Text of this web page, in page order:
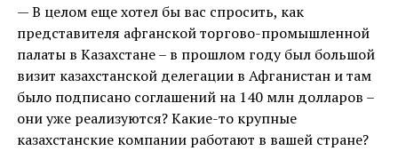
— В целом еще хотел бы вас спросить, как
представителя афганской торгово-промышленной
палаты в Казахстане – в прошлом году был большой
визит казахстанской делегации в Афганистан и там
было подписано соглашений на 140 млн долларов –
они уже реализуются? Какие-то крупные
казахстанские компании работают в вашей стране?